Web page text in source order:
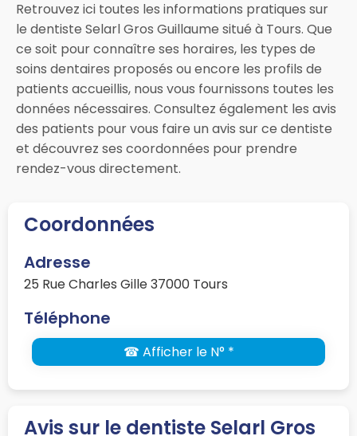
Retrouvez ici toutes les informations pratiques sur
le dentiste Selarl Gros Guillaume situé à Tours. Que
ce soit pour connaître ses horaires, les types de
soins dentaires proposés ou encore les profils de
patients accueillis, nous vous fournissons toutes les
données nécessaires. Consultez également les avis
des patients pour vous faire un avis sur ce dentiste
et découvrez ses coordonnées pour prendre
rendez-vous directement.
Coordonnées
Adresse
25 Rue Charles Gille 37000 Tours
Téléphone
☎ Afficher le N° *
Avis sur le dentiste Selarl Gros